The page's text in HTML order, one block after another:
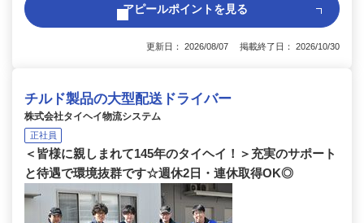
アピールポイントを見る
更新日： 2026/08/07 掲載終了日： 2026/10/30
チルド製品の大型配送ドライバー
株式会社タイヘイ物流システム
正社員
＜皆様に親しまれて145年のタイヘイ！＞充実のサポート
と待遇で環境抜群です☆週休2日・連休取得OK◎